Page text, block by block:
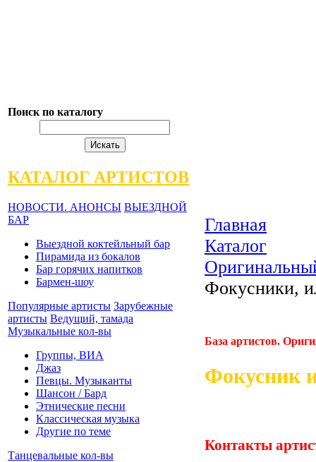
Поиск по каталогу
КАТАЛОГ АРТИСТОВ
НОВОСТИ. АНОНСЫ ВЫЕЗДНОЙ
БАР
Выездной коктейльный бар
Пирамида из бокалов
Бар горячих напитков
Бармен-шоу
Популярные артисты Зарубежные
артисты Ведущий, тамада
Музыкальные кол-вы
Группы, ВИА
Джаз
Певцы. Музыканты
Шансон / Бард
Этнические песни
Классическая музыка
Другие по теме
Танцевальные кол-вы
Главная
Каталог
Фокусники,
База артистов.
Фокусник
Контакты